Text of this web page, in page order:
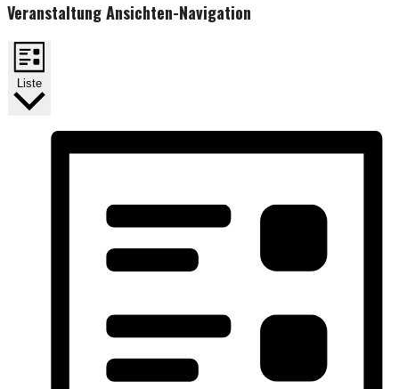
Veranstaltung Ansichten-Navigation
Liste